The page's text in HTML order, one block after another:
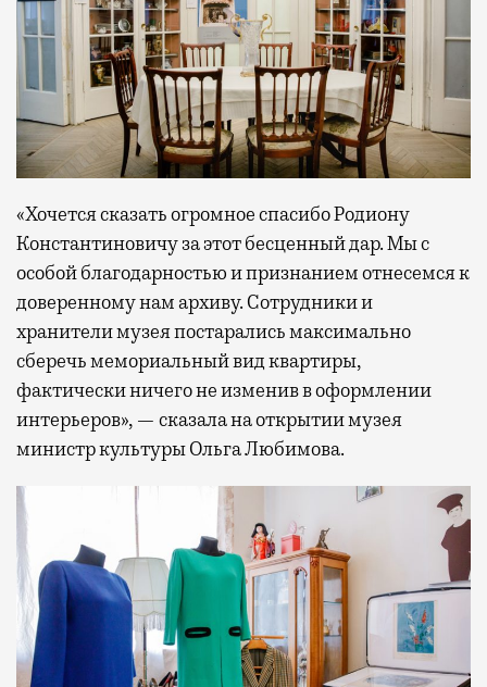
«Хочется сказать огромное спасибо Родиону
Константиновичу за этот бесценный дар. Мы с
особой благодарностью и признанием отнесемся к
доверенному нам архиву. Сотрудники и
хранители музея постарались максимально
сберечь мемориальный вид квартиры,
фактически ничего не изменив в оформлении
интерьеров», — сказала на открытии музея
министр культуры Ольга Любимова.